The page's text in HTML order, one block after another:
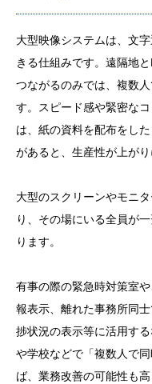
大型映像システムは、文
きる仕組みです。遠隔地
つながるのみでは、複数
す。スピード感や緊密な
は、紙の資料を配布をし
があると、生産性が上がり
大型のスクリーンやモニ
り、その場にいる全員が
ります。
有事の際の緊急時対策室
報表示、離れた事務所同
捗状況の表示等に活用す
や学校などで「複数人で
ば、業務改善の可能性も高